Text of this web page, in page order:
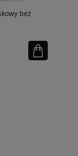
beż